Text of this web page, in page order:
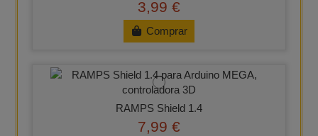
3,99 €
Comprar
RAMPS Shield 1.4
7,99 €